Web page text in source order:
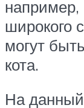
например,
широкого
могут
кота.
На